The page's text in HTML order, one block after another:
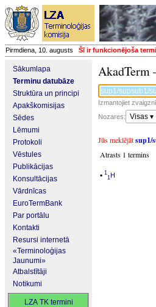
Pirmdiena, 10. augusts Šī ir funkcionējoša
Sākumlapa
Terminu datubāze
Struktūra un principi
Apakškomisijas
Sēdes
Lēmumi
Protokoli
Vēstules
Publikācijas
Konsultācijas
Vārdnīcas
EuroTermBank
Par portālu
Kontakti
Resursi internetā
«Terminoloģijas
Jaunumi»
Atbalstītāji
Notikumi
LZA TK termini
AkadTerm
Izmantojiet
Nozares:
Visas ▾
Jūs meklējātsup1/
Atrasts 1 termins
▪ 1
1 H